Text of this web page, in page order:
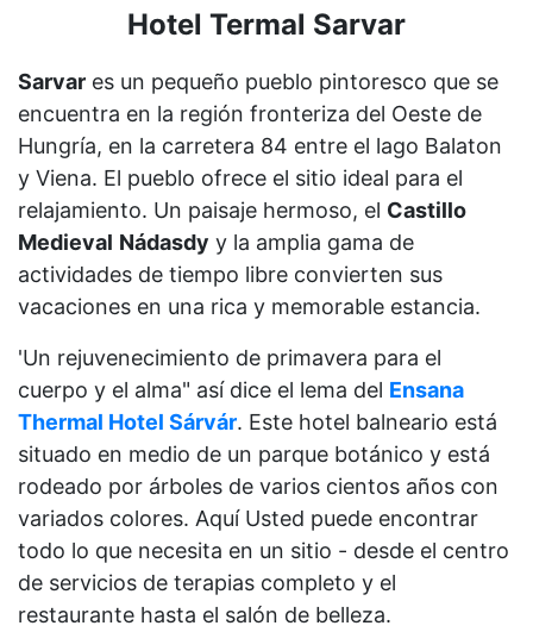
Hotel Termal Sarvar
Sarvar es un pequeño pueblo pintoresco que se
encuentra en la región fronteriza del Oeste de
Hungría, en la carretera 84 entre el lago Balaton
y Viena. El pueblo ofrece el sitio ideal para el
relajamiento. Un paisaje hermoso, el Castillo
Medieval Nádasdy y la amplia gama de
actividades de tiempo libre convierten sus
vacaciones en una rica y memorable estancia.
'Un rejuvenecimiento de primavera para el
cuerpo y el alma" así dice el lema del Ensana
Thermal Hotel Sárvár. Este hotel balneario está
situado en medio de un parque botánico y está
rodeado por árboles de varios cientos años con
variados colores. Aquí Usted puede encontrar
todo lo que necesita en un sitio - desde el centro
de servicios de terapias completo y el
restaurante hasta el salón de belleza.